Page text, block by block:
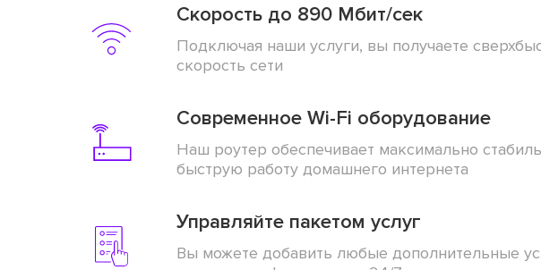
Скорость до 890 Мбит/сек
Подключая наши услуги, вы получаете
скорость сети
Современное Wi-Fi оборудование
Наш роутер обеспечивает максимально
быструю работу домашнего интернета
Управляйте пакетом услуг
Вы можете добавить любые дополнительные